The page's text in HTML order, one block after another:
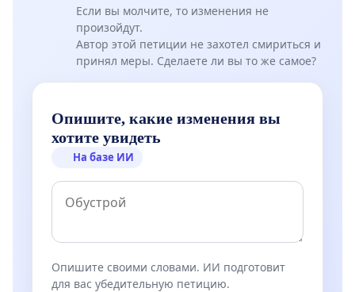
Если вы молчите, то изменения не
произойдут.
Автор этой петиции не захотел смириться и
принял меры. Сделаете ли вы то же самое?
Опишите, какие изменения вы
хотите увидеть
На базе ИИ
Опишите своими словами. ИИ подготовит
для вас убедительную петицию.